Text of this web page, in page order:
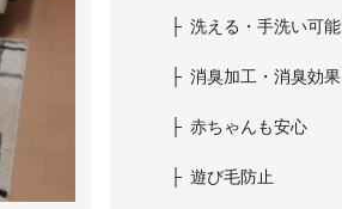
洗える・手洗い可能
消臭加工・消臭効果
赤ちゃんも安心
遊び毛防止